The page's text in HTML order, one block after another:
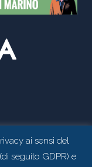
ai sensi del
seguito GDPR) e